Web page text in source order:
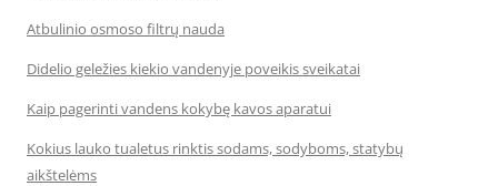
Atbulinio osmoso filtrų nauda
Didelio geležies kiekio vandenyje poveikis sveikatai
Kaip pagerinti vandens kokybę kavos aparatui
Kokius lauko tualetus rinktis sodams, sodyboms, statybų
aikštelėms